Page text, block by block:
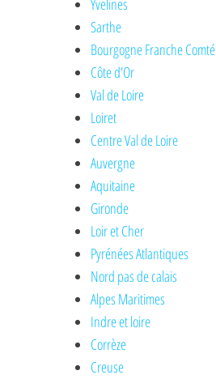
Yvelines
Sarthe
Bourgogne Franche Comté
Côte d'Or
Val de Loire
Loiret
Centre Val de Loire
Auvergne
Aquitaine
Gironde
Loir et Cher
Pyrénées Atlantiques
Nord pas de calais
Alpes Maritimes
Indre et loire
Corrèze
Creuse